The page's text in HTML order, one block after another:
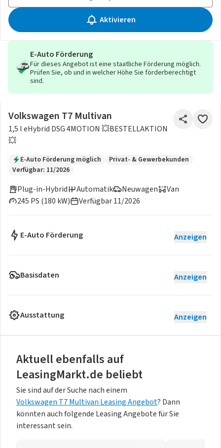
Aktivieren
E-Auto Förderung
Für dieses Angebot ist eine staatliche Förderung möglich.
Prüfen Sie, ob und in welcher Höhe Sie förderberechtigt
sind.
Volkswagen T7 Multivan
1,5 l eHybrid DSG 4MOTION 💥BESTELLAKTION
💥
E-Auto Förderung möglich
Privat- & Gewerbekunden
Verfügbar: 11/2026
Plug-in-Hybrid
Neuwagen
245 PS (180 kW)
Automatik
Van
Verfügbar 11/2026
E-Auto Förderung Anzeigen
Basisdaten Anzeigen
Ausstattung Anzeigen
Aktuell ebenfalls auf
LeasingMarkt.de beliebt
Sie sind auf der Suche nach einem
Volkswagen T7 Multivan Leasing Angebot? Dann
könnten auch folgende Leasing Angebote für Sie
interessant sein.